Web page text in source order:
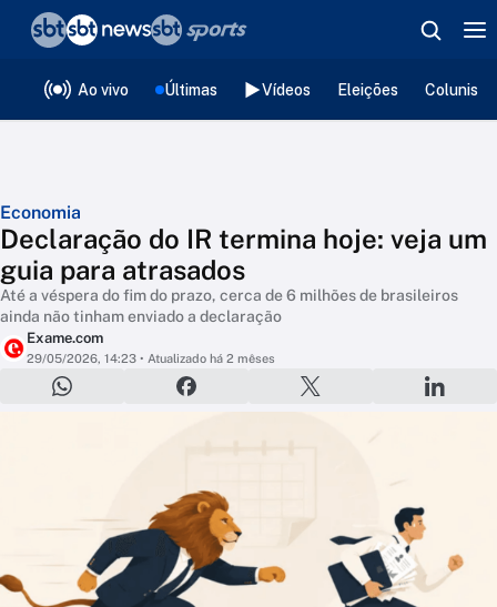
Ao vivo Últimas Vídeos Eleições
Economia
Declaração do IR termina hoje: veja um
guia para atrasados
Até a véspera do fim do prazo, cerca de 6 milhões de brasileiros
ainda não tinham enviado a declaração
Exame.com
29/05/2026, 14:23 • Atualizado há 2 mêses
❮voltar
Editorias